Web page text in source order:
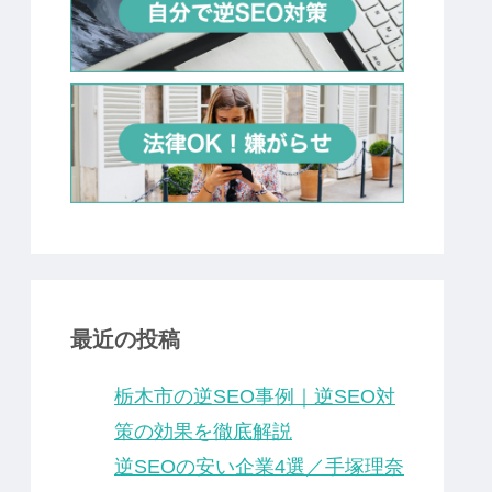
最近の投稿
栃木市の逆SEO事例｜逆SEO対
策の効果を徹底解説
逆SEOの安い企業4選／手塚理奈